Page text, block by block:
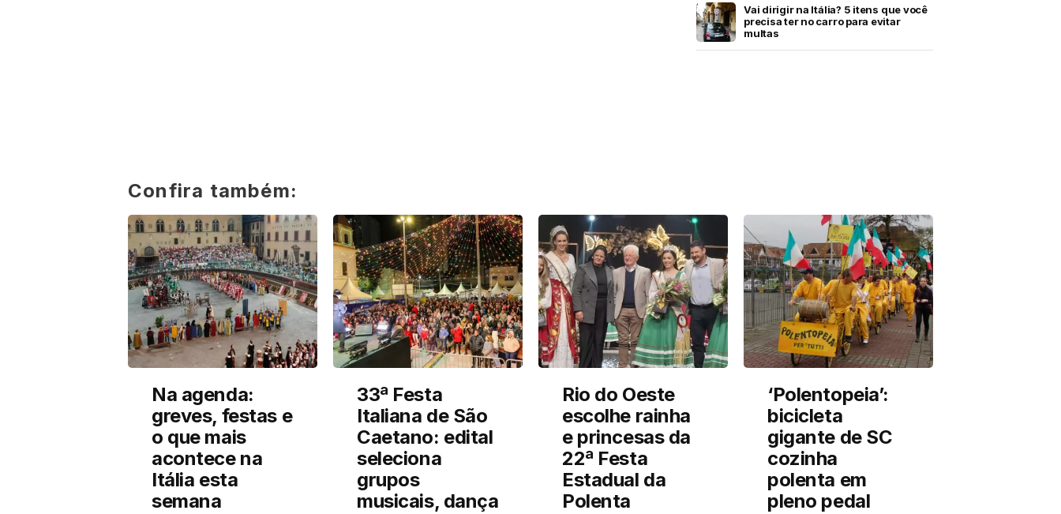
Vai dirigir na Itália? 5 itens que você
precisa ter no carro para evitar
multas
Confira também:
Na agenda:
greves, festas e
o que mais
acontece na
Itália esta
semana
33ª Festa
Italiana de São
Caetano: edital
seleciona
grupos
musicais, dança
Rio do Oeste
escolhe rainha
e princesas da
22ª Festa
Estadual da
Polenta
‘Polentopeia’:
bicicleta
gigante de SC
cozinha
polenta em
pleno pedal